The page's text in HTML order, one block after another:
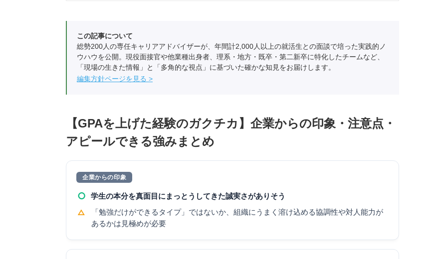
この記事について
総勢200人の専任キャリアアドバイザーが、年間計2,000人以上の就活生との面談で培った実践的ノ
ウハウを公開。現役面接官や他業種出身者、理系・地方・既卒・第二新卒に特化したチームなど、
「現場の生きた情報」と「多角的な視点」に基づいた確かな知見をお届けします。
編集方針ページを見る
【GPAを上げた経験のガクチカ】企業からの印象・注意点・
アピールできる強みまとめ
企業からの印象
○ 学生の本分を真面目にまっとうしてきた誠実さがありそう
△
「勉強だけができるタイプ」ではないか、組織にうまく溶け込める協調性や対人能力が
あるかは見極めが必要